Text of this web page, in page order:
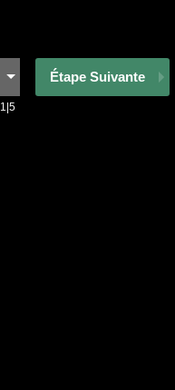
Étape Suivante
1|5